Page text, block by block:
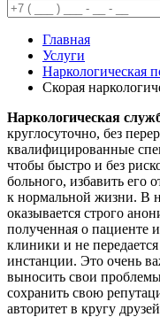
Главная
Услуги
Наркологическая
Скорая
Наркологическая
круглосуточно, без
квалифицированные
чтобы быстро и без
больного, избавить его
к нормальной жизни. В
оказывается строго
полученная о пациенте
клиники и не
инстанции. Это очень
выносить свои
сохранить свою
авторитет в кругу